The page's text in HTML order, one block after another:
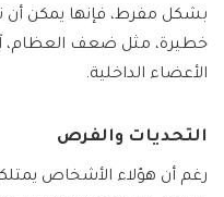
بشكل مفرط، فإنها يمكن
خطيرة، مثل ضعف العظام،
الأعضاء الداخلية.
التحديات والفرص
رغم أن هؤلاء الأشخاص